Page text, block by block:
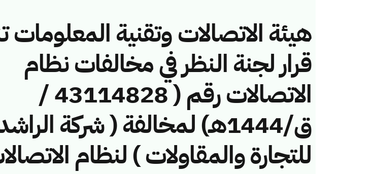
هيئة الاتصالات وتقنية المعلومات
قرار لجنة النظر في مخالفات نظام
الاتصالات رقم ( 43114828 /
ق/1444هـ) لمخالفة ( شركة
للتجارة والمقاولات ) لنظام